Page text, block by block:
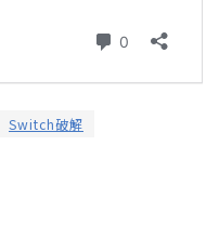
Switch破解